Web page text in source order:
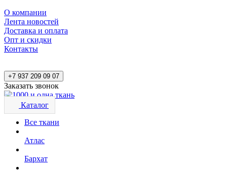
О компании
Лента новостей
Доставка и оплата
Опт и скидки
Контакты
+7 937 209 09 07
Заказать звонок
Каталог
Все ткани
Атлас
Бархат